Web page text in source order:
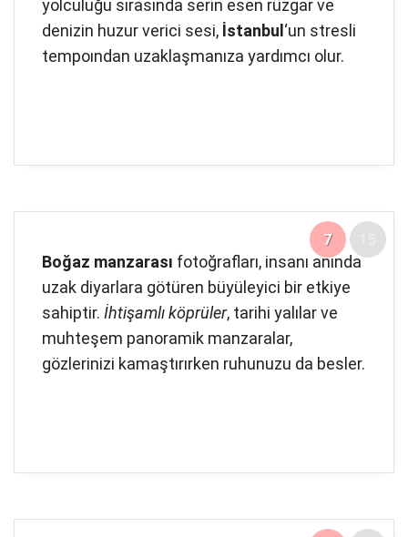
yolculuğu sırasında serin esen rüzgar ve
denizin huzur verici sesi, İstanbul ‘un stresli
tempoından uzaklaşmanıza yardımcı olur.
7
Boğaz manzarası fotoğrafları, insanı anında
uzak diyarlara götüren büyüleyici bir etkiye
sahiptir. İhtişamlı köprüler, tarihi yalılar ve
muhteşem panoramik manzaralar,
gözlerinizi kamaştırırken ruhunuzu da besler.